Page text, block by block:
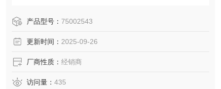
的话点击网页查看这款产品规格参数，并向我们咨询获取更
产品型号： 75002543
更新时间： 2025-09-26
厂商性质： 经销商
访问量： 435